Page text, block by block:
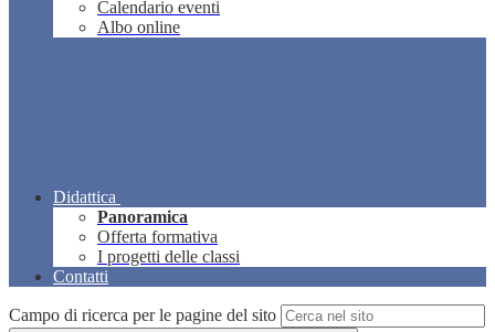
Calendario eventi
Albo online
Didattica
Panoramica
Offerta formativa
I progetti delle classi
Contatti
Campo di ricerca per le pagine del sito